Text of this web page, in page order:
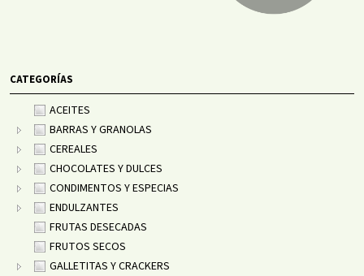
CATEGORÍAS
ACEITES
BARRAS Y GRANOLAS
CEREALES
CHOCOLATES Y DULCES
CONDIMENTOS Y ESPECIAS
ENDULZANTES
FRUTAS DESECADAS
FRUTOS SECOS
GALLETITAS Y CRACKERS